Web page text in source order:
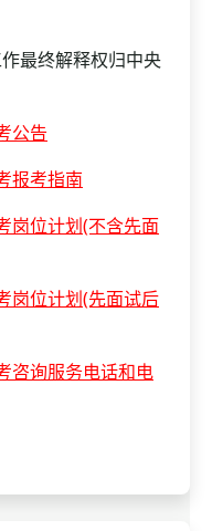
终解释权归中央
公告
考指南
位计划(不含先面
位计划(先面试后
询服务电话和电